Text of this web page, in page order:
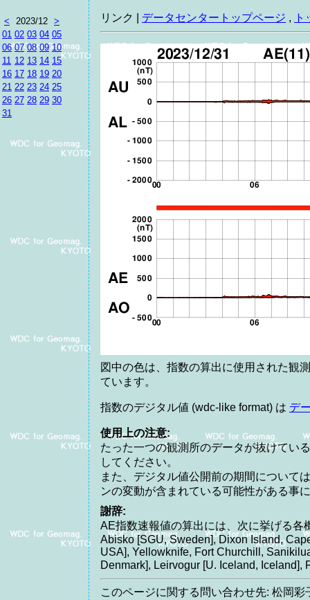
< 2023/12 >
01 02 03 04 05
06 07 08 09 10
11 12 13 14 15
16 17 18 19 20
21 22 23 24 25
26 27 28 29 30
31
リンク | データセンタートップページ ,
図中の色は、指数の算出に使用された観
ています。
指数のデジタル値 (wdc-like format) は デ
使用上の注意:
たった一つの観測所のデータが抜けてい
してください。
また、デジタル値公開前の期間について
ンの変動が含まれている可能性がある事
謝辞:
AE指数速報値の算出には、次に挙げる
Abisko [SGU, Sweden], Dixon Island,
USA], Yellowknife, Fort Churchill,
Denmark], Leirvogur [U. Iceland, Iceland],
このページに関する問い合わせ先: 松岡彩